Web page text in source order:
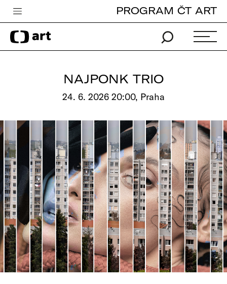
Česká televize
Zpravodajství
Pro děti
edu
Vše o ČT
PROGRAM ČT ART
NAJPONK TRIO
24. 6. 2026 20:00, Praha